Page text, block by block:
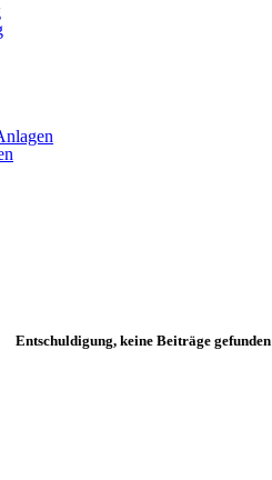
Entschuldigung, keine Beiträge gefunden